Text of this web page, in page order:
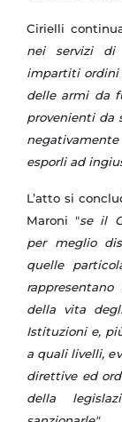
Cirielli
nei servizi di
impartiti ordini
delle armi da
provenienti da
esporli ad
L’atto si
Maroni "se il
per meglio
quelle
della vita
Istituzioni e,
a quali livelli,
direttive ed
della